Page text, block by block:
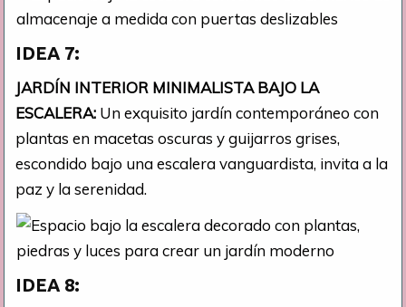
IDEA 7:
JARDÍN INTERIOR MINIMALISTA BAJO LA
ESCALERA: Un exquisito jardín contemporáneo con
plantas en macetas oscuras y guijarros grises,
escondido bajo una escalera vanguardista, invita a la
paz y la serenidad.
IDEA 8: